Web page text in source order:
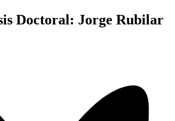
Doctoral: Jorge Rubilar